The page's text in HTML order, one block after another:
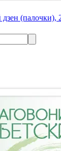
(палочки),